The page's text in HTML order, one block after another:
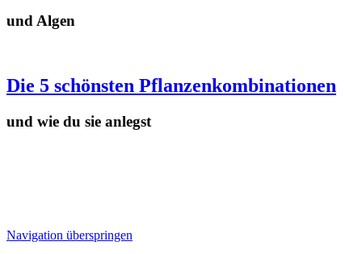
und Algen
Die 5 schönsten Pflanzenkombinationen
und wie du sie anlegst
Navigation überspringen